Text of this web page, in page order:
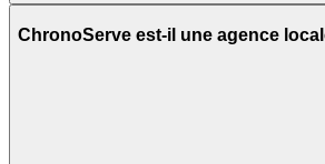
ChronoServe est-il une agence